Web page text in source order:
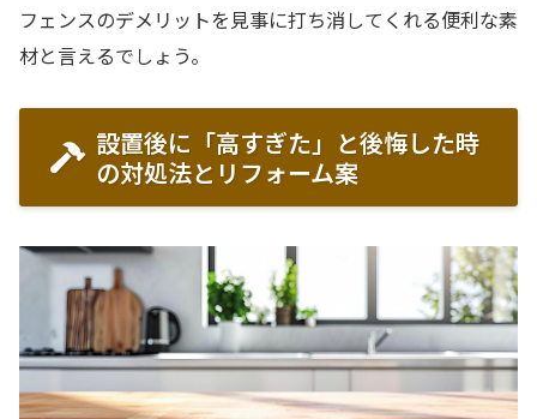
フェンスのデメリットを見事に打ち消してくれる便利な素
材と言えるでしょう。
設置後に「高すぎた」と後悔した時
の対処法とリフォーム案